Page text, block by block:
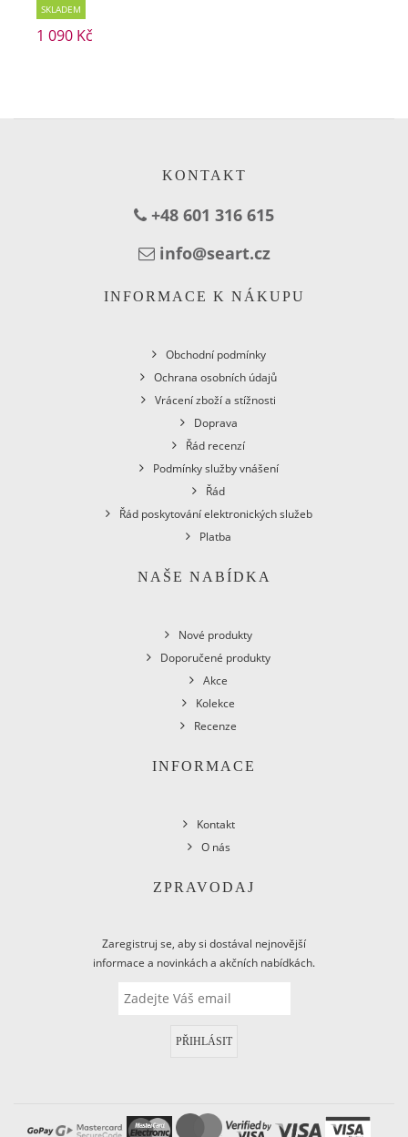
SKLADEM
1 090 Kč
KONTAKT
+48 601 316 615
info@seart.cz
INFORMACE K NÁKUPU
Obchodní podmínky
Ochrana osobních údajů
Vrácení zboží a stížnosti
Doprava
Řád recenzí
Podmínky služby vnášení
Řád
Řád poskytování elektronických služeb
Platba
NAŠE NABÍDKA
Nové produkty
Doporučené produkty
Akce
Kolekce
Recenze
INFORMACE
Kontakt
O nás
ZPRAVODAJ
Zaregistruj se, aby si dostával nejnovější
informace a novinkách a akčních nabídkách.
PŘIHLÁSIT